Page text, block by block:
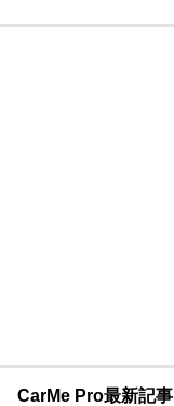
CarMe Pro最新記事